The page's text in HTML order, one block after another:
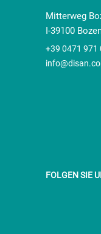
Mitterweg
I-39100
+39 0471 971
FOLGEN SIE